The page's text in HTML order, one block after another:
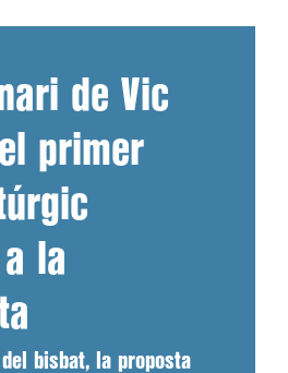
de Vic
primer
la
bisbat, la proposta